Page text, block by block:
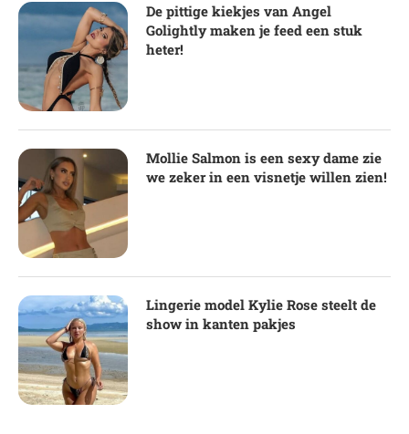
De pittige kiekjes van Angel
Golightly maken je feed een stuk
heter!
Mollie Salmon is een sexy dame zie
we zeker in een visnetje willen zien!
Lingerie model Kylie Rose steelt de
show in kanten pakjes